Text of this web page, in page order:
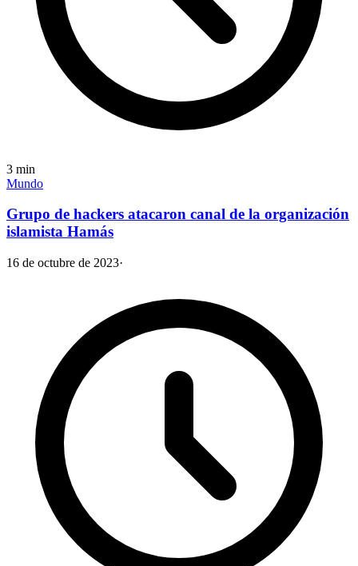
3 min
Mundo
Grupo de hackers atacaron canal de la organización
islamista Hamás
16 de octubre de 2023·